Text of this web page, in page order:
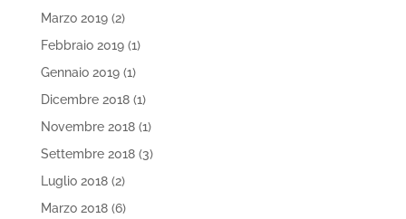
Marzo 2019(2)
Febbraio 2019(1)
Gennaio 2019(1)
Dicembre 2018(1)
Novembre 2018(1)
Settembre 2018(3)
Luglio 2018(2)
Marzo 2018(6)